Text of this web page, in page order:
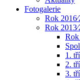
Fotogalerie
Rok
Rok
Rok
1.
2.
3.